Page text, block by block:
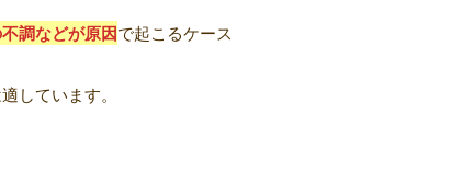
調などが原因で起こるケース
しています。